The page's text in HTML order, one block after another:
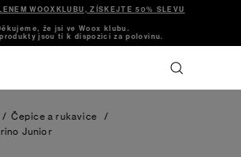
WOOXKLUBU, ZÍSKEJTE 50% SLEVU
že jsi ve Woox klubu.
jsou ti k dispozici za polovinu.
/ Čepice a rukavice
/
Junior